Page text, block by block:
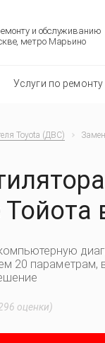
и обслуживанию
метро Марьино
Услуги по ремонту
Toyota (ДВС)
20 параметрам,
оценки)